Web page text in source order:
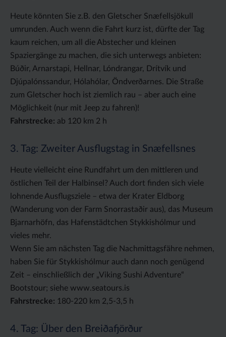
Heute könnten Sie z.B. den Gletscher Snæfellsjökull
umrunden. Auch wenn die Fahrt kurz ist, dürfte der Tag
kaum reichen, um all die Abstecher und kleinen
Spaziergänge zu machen, die sich unterwegs anbieten:
Búðir, Arnarstapi, Hellnar, Lóndrangar, Drítvík und
Djúpalónssandur, Hólahólar, Öndverðarnes. Die Straße
zum Gletscher hoch ist ziemlich rau – aber auch eine
Möglichkeit (nur mit Jeep zu fahren)!
Fahrstrecke: ab 120 km 2 h
3. Tag: Zweiter Ausflugstag in Snæfellsnes
Heute vielleicht eine Rundfahrt um den mittleren und
östlichen Teil der Halbinsel? Auch dort finden sich viele
lohnende Ausflugsziele – etwa der Krater Eldborg
(Wanderung von der Farm Snorrastaðir aus), das Museum
Bjarnarhöfn, das Hafenstädtchen Stykkishólmur und
vieles mehr.
Wenn Sie am nächsten Tag die Nachmittagsfähre nehmen,
haben Sie für Stykkishólmur auch dann noch genügend
Zeit – einschließlich der „Viking Sushi Adventure“
Bootstour; siehe www.seatours.is
Fahrstrecke: 180-220 km 2,5-3,5 h
4. Tag: Über den Breiðafjörður